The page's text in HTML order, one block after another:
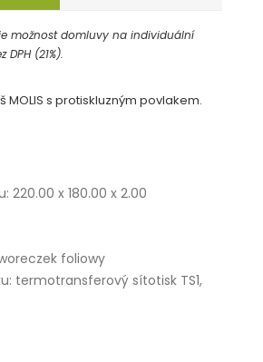
možnost domluvy na individuální
(21%).
MOLIS s protiskluzným povlakem.
220.00 x 180.00 x 2.00
foliowy
termotransferový sítotisk TS1,